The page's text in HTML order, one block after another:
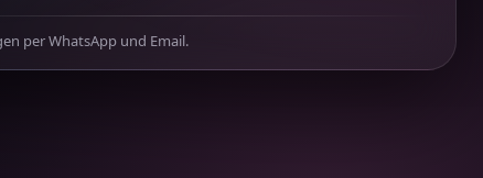
per WhatsApp und Email.